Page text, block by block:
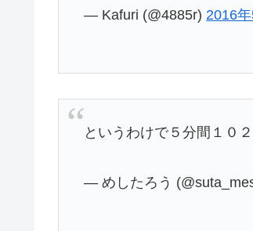
— Kafuri (@4885r) 2016
というわけで５分間１０
— めしたろう